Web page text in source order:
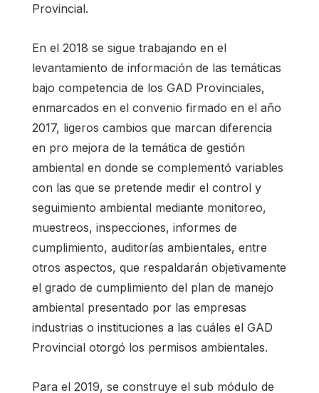
Provincial.
En el 2018 se sigue trabajando en el
levantamiento de información de las temáticas
bajo competencia de los GAD Provinciales,
enmarcados en el convenio firmado en el año
2017, ligeros cambios que marcan diferencia
en pro mejora de la temática de gestión
ambiental en donde se complementó variables
con las que se pretende medir el control y
seguimiento ambiental mediante monitoreo,
muestreos, inspecciones, informes de
cumplimiento, auditorías ambientales, entre
otros aspectos, que respaldarán objetivamente
el grado de cumplimiento del plan de manejo
ambiental presentado por las empresas
industrias o instituciones a las cuáles el GAD
Provincial otorgó los permisos ambientales.
Para el 2019, se construye el sub módulo de